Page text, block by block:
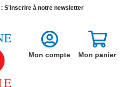
S'inscrire à notre newsletter
Mon compte Mon panier